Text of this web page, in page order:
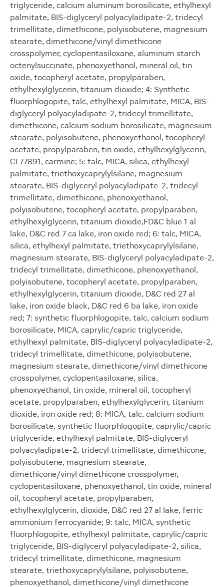
triglyceride, calcium aluminum borosilicate, ethylhexyl
palmitate, BIS-diglyceryl polyacyladipate-2, tridecyl
trimellitate, dimethicone, polyisobutene, magnesium
stearate, dimethicone/vinyl dimethicone
crosspolymer, cyclopentasiloxane, aluminum starch
octenylsuccinate, phenoxyethanol, mineral oil, tin
oxide, tocopheryl acetate, propylparaben,
ethylhexylglycerin, titanium dioxide; 4: Synthetic
fluorphlogopite, talc, ethylhexyl palmitate, MICA, BIS-
diglyceryl polyacyladipate-2, tridecyl trimellitate,
dimethicone, calcium sodium borosilicate, magnesium
stearate, polyisobutene, phenoxyethanol, tocopheryl
acetate, propylparaben, tin oxide, ethylhexylglycerin,
CI 77891, carmine; 5: talc, MICA, silica, ethylhexyl
palmitate, triethoxycaprylylsilane, magnesium
stearate, BIS-diglyceryl polyacyladipate-2, tridecyl
trimellitate, dimethicone, phenoxyethanol,
polyisobutene, tocopheryl acetate, propylparaben,
ethylhexylglycerin, titanium dioxide,FD&C blue 1 al
lake, D&C red 7 ca lake, iron oxide red; 6: talc, MICA,
silica, ethylhexyl palmitate, triethoxycaprylylsilane,
magnesium stearate, BIS-diglyceryl polyacyladipate-2,
tridecyl trimellitate, dimethicone, phenoxyethanol,
polyisobutene, tocopheryl acetate, propylparaben,
ethylhexylglycerin, titanium dioxide, D&C red 27 al
lake, iron oxide black, D&C red 6 ba lake, iron oxide
red; 7: synthetic fluorphlogopite, talc, calcium sodium
borosilicate, MICA, caprylic/capric triglyceride,
ethylhexyl palmitate, BIS-diglyceryl polyacyladipate-2,
tridecyl trimellitate, dimethicone, polyisobutene,
magnesium stearate, dimethicone/vinyl dimethicone
crosspolymer, cyclopentasiloxane, silica,
phenoxyethanol, tin oxide, mineral oil, tocopheryl
acetate, propylparaben, ethylhexylglycerin, titanium
dioxide, iron oxide red; 8: MICA, talc, calcium sodium
borosilicate, synthetic fluorphlogopite, caprylic/capric
triglyceride, ethylhexyl palmitate, BIS-diglyceryl
polyacyladipate-2, tridecyl trimellitate, dimethicone,
polyisobutene, magnesium stearate,
dimethicone/vinyl dimethicone crosspolymer,
cyclopentasiloxane, phenoxyethanol, tin oxide, mineral
oil, tocopheryl acetate, propylparaben,
ethylhexylglycerin, dioxide, D&C red 27 al lake, ferric
ammonium ferrocyanide; 9: talc, MICA, synthetic
fluorphlogopite, ethylhexyl palmitate, caprylic/capric
triglyceride, BIS-diglyceryl polyacyladipate-2, silica,
tridecyl trimellitate, dimethicone, magnesium
stearate, triethoxycaprylylsilane, polyisobutene,
phenoxyethanol, dimethicone/vinyl dimethicone